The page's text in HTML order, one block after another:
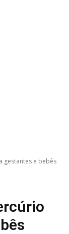
gestantes e bebês